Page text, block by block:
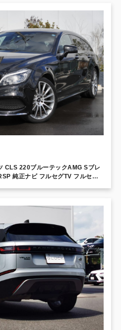
CLS 220ブルーテックAMG Sブレ
純正ナビ フルセグTV フルセグ